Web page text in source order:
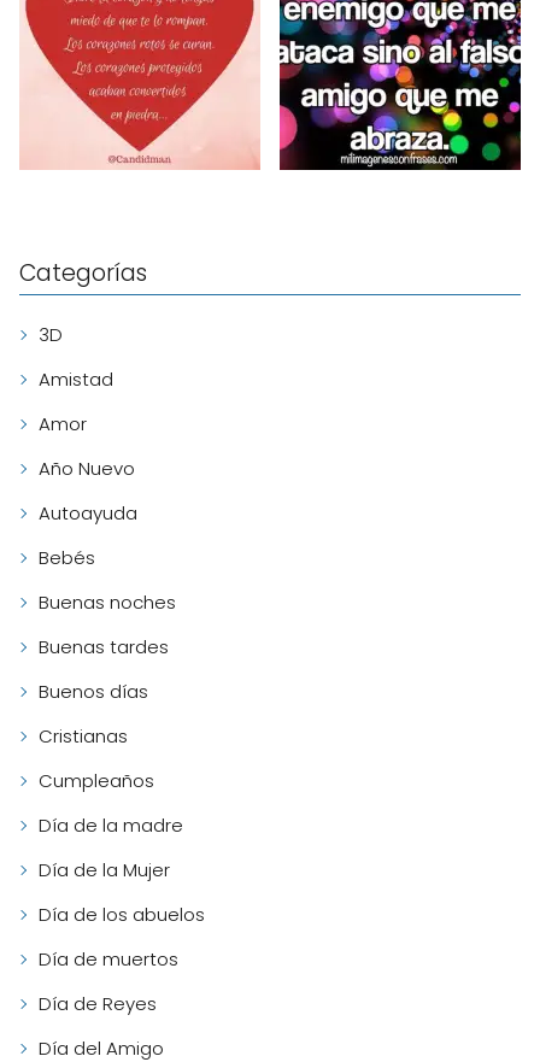
Categorías
3D
Amistad
Amor
Año Nuevo
Autoayuda
Bebés
Buenas noches
Buenas tardes
Buenos días
Cristianas
Cumpleaños
Día de la madre
Día de la Mujer
Día de los abuelos
Día de muertos
Día de Reyes
Día del Amigo